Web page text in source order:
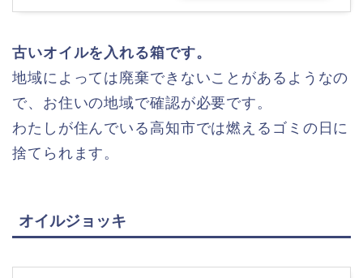
古いオイルを入れる箱です。
地域によっては廃棄できないことがあるようなの
で、お住いの地域で確認が必要です。
わたしが住んでいる高知市では燃えるゴミの日に
捨てられます。
オイルジョッキ